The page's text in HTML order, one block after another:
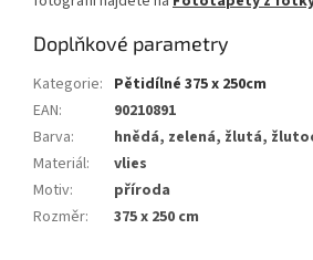
Doplňkové parametry
Kategorie: Pětidílné 375 x 250cm
EAN:
90210891
Barva:
hnědá, zelená, žlutá,
Materiál:
vlies
Motiv:
příroda
Rozměr: 375 x 250 cm